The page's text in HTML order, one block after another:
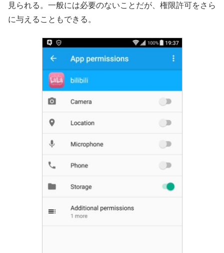
見られる。一般には必要のないことだが、権限許可をさら
に与えることもできる。